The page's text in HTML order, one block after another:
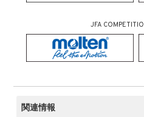
JFA
関連情報